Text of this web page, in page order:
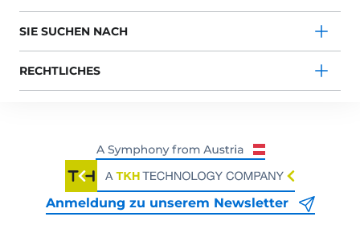
SIE SUCHEN NACH
RECHTLICHES
Anmeldung zu unserem Newsletter